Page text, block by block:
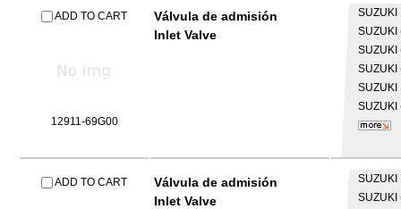
ADD TO CART
12911-69G00
Válvula de admisión
Inlet Valve
SUZUKI
SUZUKI
ADD TO CART
Válvula de admisión
Inlet Valve
SUZUKI